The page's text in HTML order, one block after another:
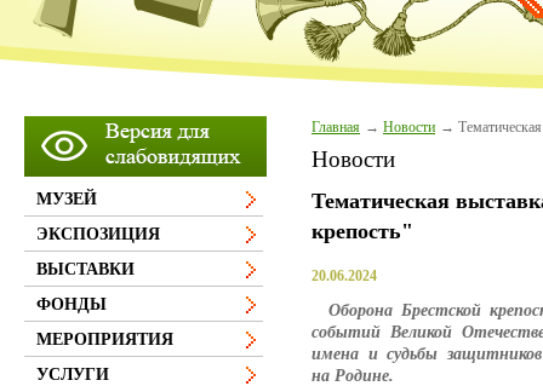
Главная Новости
Новости
Тематическая
крепость"
20.06.2024
Оборона Брестской
событий Великой
имена и судьбы
на Родине.
МУЗЕЙ
ЭКСПОЗИЦИЯ
ВЫСТАВКИ
ФОНДЫ
МЕРОПРИЯТИЯ
УСЛУГИ